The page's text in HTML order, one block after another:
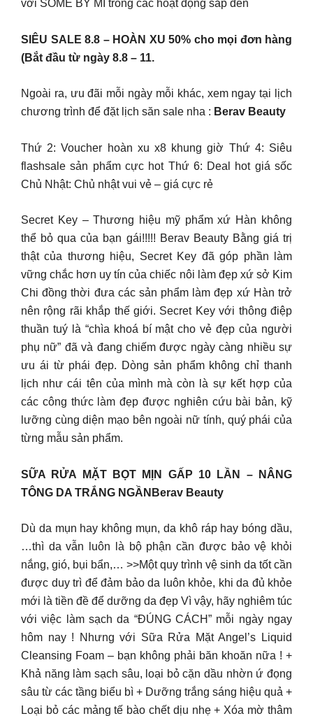
với SOME BY MI trong các hoạt động sắp đến
SIÊU SALE 8.8 – HOÀN XU 50% cho mọi đơn hàng
(Bắt đầu từ ngày 8.8 – 11.
Ngoài ra, ưu đãi mỗi ngày mỗi khác, xem ngay tại lịch
chương trình để đặt lịch săn sale nha : Berav Beauty
Thứ 2: Voucher hoàn xu x8 khung giờ Thứ 4: Siêu
flashsale sản phẩm cực hot Thứ 6: Deal hot giá sốc
Chủ Nhật: Chủ nhật vui vẻ – giá cực rẻ
Secret Key – Thương hiệu mỹ phẩm xứ Hàn không
thể bỏ qua của bạn gái!!!!! Berav Beauty Bằng giá trị
thật của thương hiệu, Secret Key đã góp phần làm
vững chắc hơn uy tín của chiếc nôi làm đẹp xứ sở Kim
Chi đồng thời đưa các sản phẩm làm đẹp xứ Hàn trở
nên rộng rãi khắp thế giới. Secret Key với thông điệp
thuần tuý là “chìa khoá bí mật cho vẻ đẹp của người
phụ nữ” đã và đang chiếm được ngày càng nhiều sự
ưu ái từ phái đẹp. Dòng sản phẩm không chỉ thanh
lịch như cái tên của mình mà còn là sự kết hợp của
các công thức làm đẹp được nghiên cứu bài bản, kỹ
lưỡng cùng diện mạo bên ngoài nữ tính, quý phái của
từng mẫu sản phẩm.
SỮA RỬA MẶT BỌT MỊN GẤP 10 LẦN – NÂNG
TÔNG DA TRẮNG NGẦNBerav Beauty
Dù da mụn hay không mụn, da khô ráp hay bóng dầu,
…thì da vẫn luôn là bộ phận cần được bảo vệ khỏi
nắng, gió, bụi bẩn,… >>Một quy trình vệ sinh da tốt cần
được duy trì để đảm bảo da luôn khỏe, khi da đủ khỏe
mới là tiền đề để dưỡng da đẹp Vì vậy, hãy nghiêm túc
với việc làm sạch da “ĐÚNG CÁCH” mỗi ngày ngay
hôm nay ! Nhưng với Sữa Rửa Mặt Angel’s Liquid
Cleansing Foam – bạn không phải băn khoăn nữa ! +
Khả năng làm sạch sâu, loại bỏ cặn dầu nhờn ứ đọng
sâu từ các tầng biểu bì + Dưỡng trắng sáng hiệu quả +
Loại bỏ các mảng tế bào chết dịu nhẹ + Xóa mờ thâm